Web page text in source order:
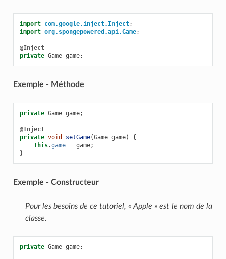
import com.google.inject.Inject;
import org.spongepowered.api.Game;
@Inject
private Game game;
Exemple - Méthode
private Game game;
@Inject
private void setGame(Game game)
{
this.game = game;
}
Exemple - Constructeur
Pour les besoins de ce tutoriel, « Apple » est le nom de la
classe.
private Game game;